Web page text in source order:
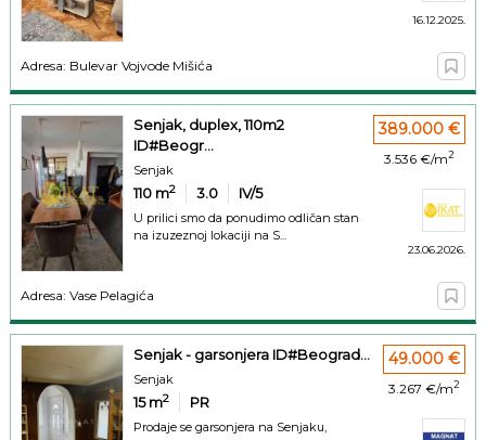
16.12.2025.
Adresa: Bulevar Vojvode Mišića
Senjak, duplex, 110m2
ID#Beogr...
Senjak
110 m2 3.0 IV/5
U prilici smo da ponudimo odličan stan
na izuzeznoj lokaciji na S...
389.000 €
3.536 €/m2
23.06.2026.
Adresa: Vase Pelagića
Senjak - garsonjera ID#Beograd...
Senjak
15m2 PR
Prodaje se garsonjera na Senjaku,
49.000 €
3.267 €/m2